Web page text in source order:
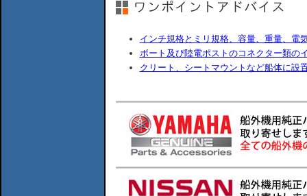
インチ規格とミリ規格、容量、重量、電
ボート及び陸電ポストのコネクター類の
クリート、シートマウントなど船体に設